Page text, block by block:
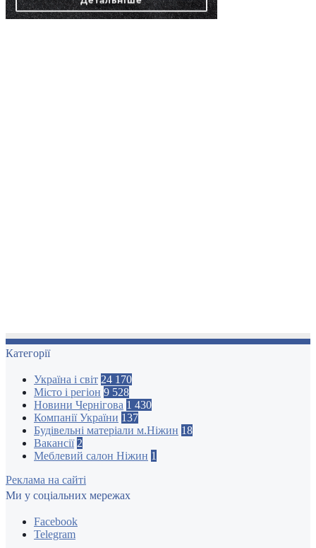
Категорії
Україна і світ 24 170
Місто і регіон 9 528
Новини Чернігова 1 430
Компанії України 137
Будівельні матеріали м.Ніжин 18
Вакансії 2
Меблевий салон Ніжин 1
Реклама на сайті
Ми у соціальних мережах
Facebook
Telegram